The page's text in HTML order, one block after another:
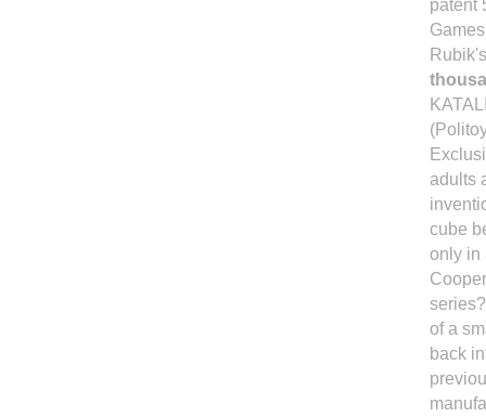
patent
adults
cube
only in
of a
back